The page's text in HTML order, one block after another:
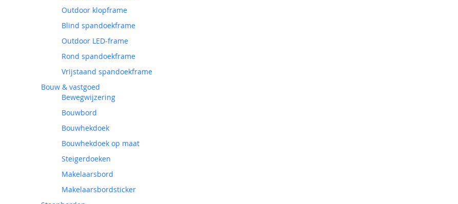
Outdoor klopframe
Blind spandoekframe
Outdoor LED-frame
Rond spandoekframe
Vrijstaand spandoekframe
Bouw & vastgoed
Bewegwijzering
Bouwbord
Bouwhekdoek
Bouwhekdoek op maat
Steigerdoeken
Makelaarsbord
Makelaarsbordsticker